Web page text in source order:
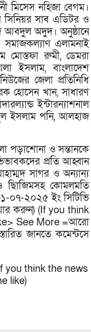
মিসেস নহিজা বেগম।
সিনিয়র সাব এডিটর ও
আবদুল অদুদ। অনুষ্ঠানে
এলামনাই
মোস্তফা রুমী, ডেমরা
ইসলাম, বাংলাদেশ
জেলা প্রতিনিধি
হোসেন খান, সাধারণ
ইন্টারন্যাশনাল
ইসলাম পনি, আলহাজ
পড়াশোনা ও সন্তানকে
প্রতি আহ্বান
সাগর ও অন্যান্য
ছিাজিমসহ কোমলমতি
০৭-২০২৫ ইং সিটিভি
করুন) (If you think
See More =আরো
জানতে কমেন্টসে
you think the news
like)